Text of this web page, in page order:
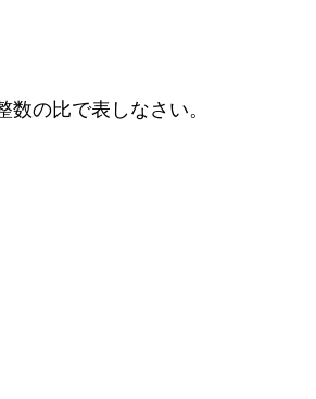
の比で表しなさい。